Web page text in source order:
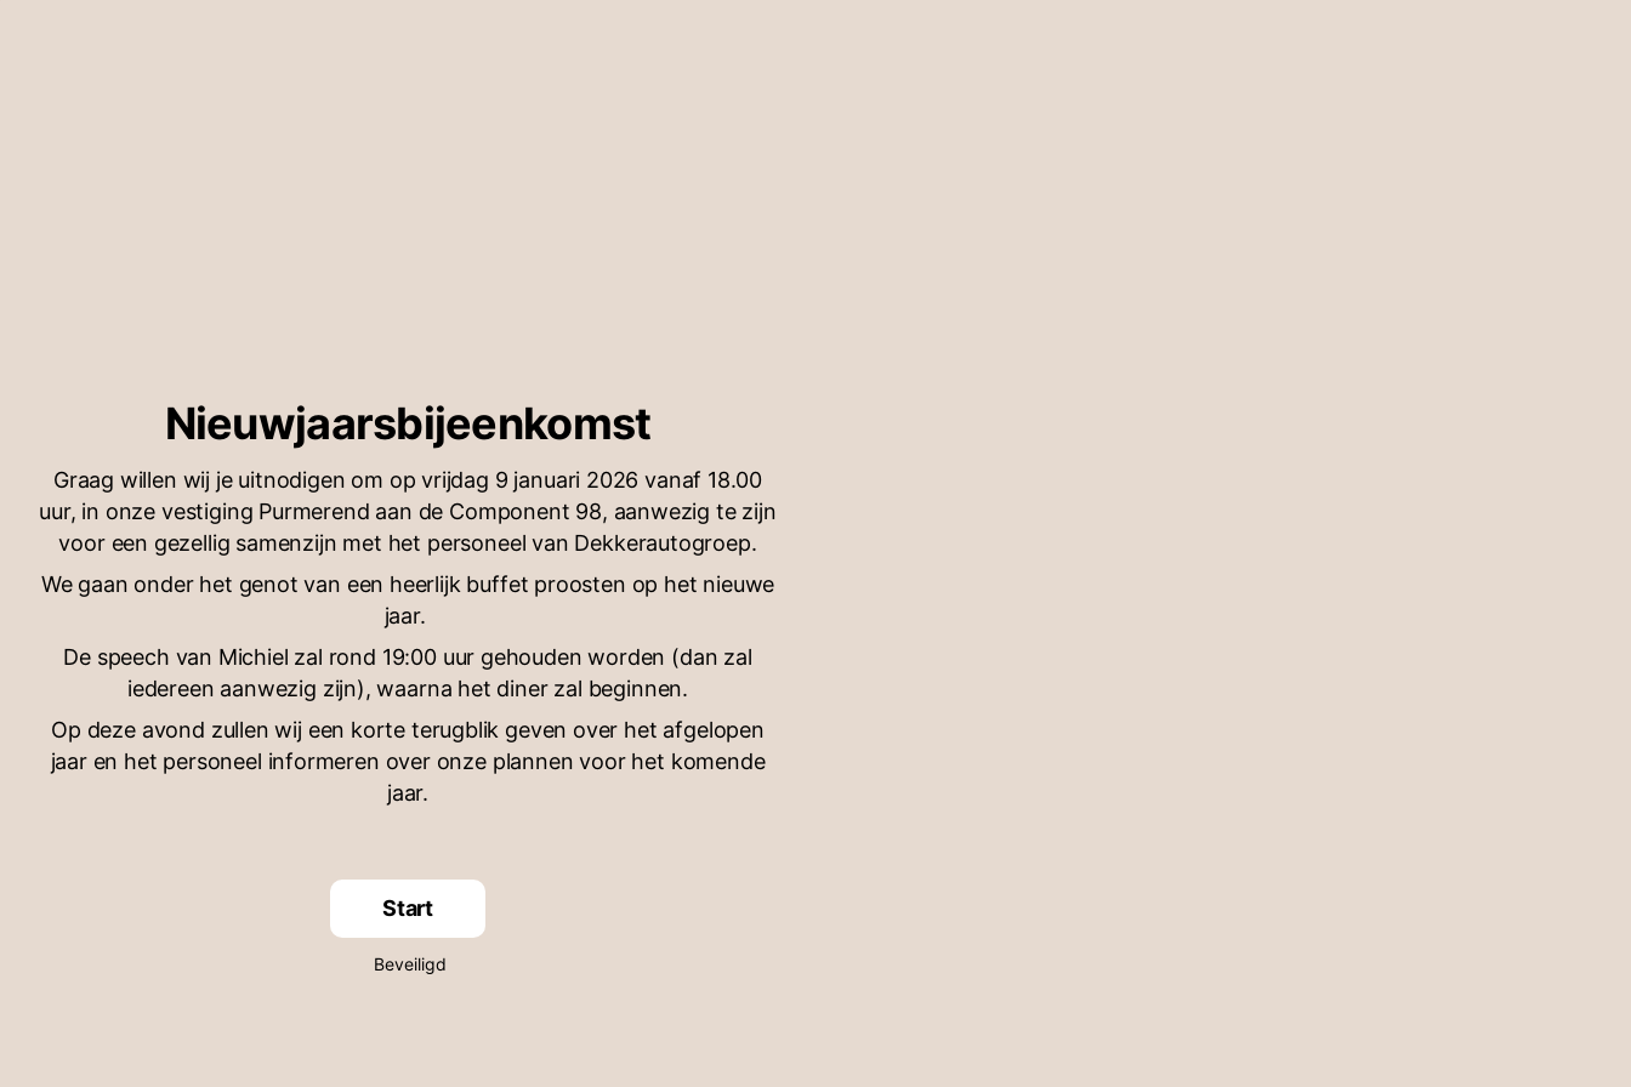
Nieuwjaarsbijeenkomst
Graag willen wij je uitnodigen om op vrijdag 9 januari 2026 vanaf 18.00
uur, in onze vestiging Purmerend aan de Component 98, aanwezig te zijn
voor een gezellig samenzijn met het personeel van Dekkerautogroep.
We gaan onder het genot van een heerlijk buffet proosten op het nieuwe
jaar.
De speech van Michiel zal rond 19:00 uur gehouden worden (dan zal
iedereen aanwezig zijn), waarna het diner zal beginnen.
Op deze avond zullen wij een korte terugblik geven over het afgelopen
jaar en het personeel informeren over onze plannen voor het komende
jaar.
Start
Beveiligd